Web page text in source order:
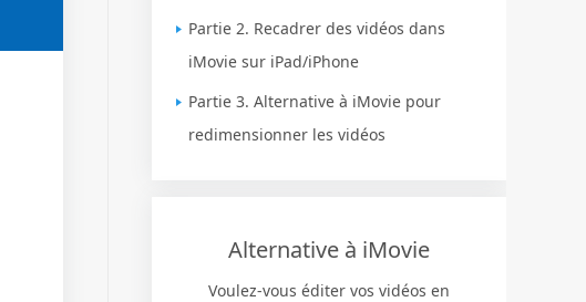
Partie 2. Recadrer des vidéos dans
iMovie sur iPad/iPhone
Partie 3. Alternative à iMovie pour
redimensionner les vidéos
Alternative à iMovie
Voulez-vous éditer vos vidéos en